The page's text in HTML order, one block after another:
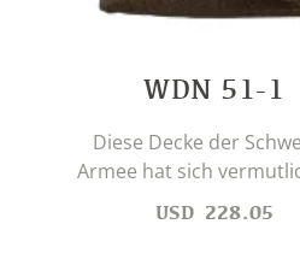
WDN 51-1
Diese Decke der
Armee hat sich
USD 228.05